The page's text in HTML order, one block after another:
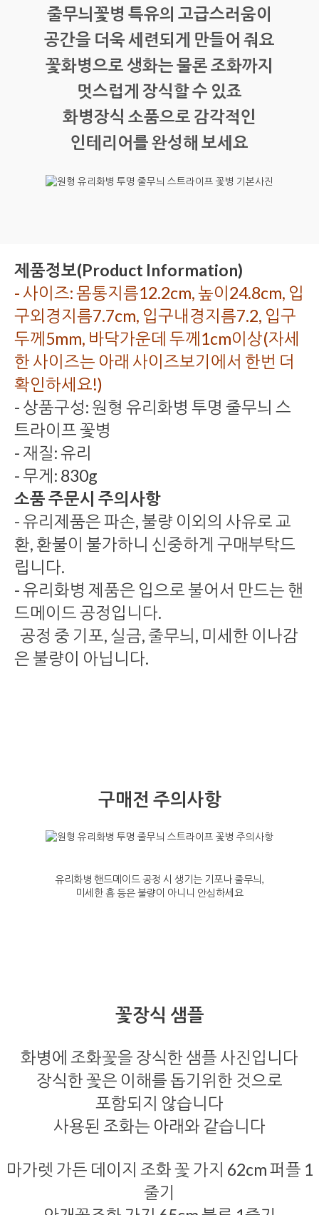
줄무늬꽃병 특유의 고급스러움이
공간을 더욱 세련되게 만들어 줘요
꽃화병으로 생화는 물론 조화까지
멋스럽게 장식할 수 있죠
화병장식 소품으로 감각적인
인테리어를 완성해 보세요
제품정보(Product Information)
- 사이즈: 몸통지름12.2cm, 높이24.8cm, 입
구외경지름7.7cm, 입구내경지름7.2, 입구
두께5mm, 바닥가운데 두께1cm이상(자세
한 사이즈는 아래 사이즈보기에서 한번 더
확인하세요!)
- 상품구성: 원형 유리화병 투명 줄무늬 스
트라이프 꽃병
- 재질: 유리
- 무게: 830g
소품 주문시 주의사항
- 유리제품은 파손, 불량 이외의 사유로 교
환, 환불이 불가하니 신중하게 구매부탁드
립니다.
- 유리화병 제품은 입으로 불어서 만드는 핸
드메이드 공정입니다.
공정 중 기포, 실금, 줄무늬, 미세한 이나감
은 불량이 아닙니다.
구매전 주의사항
유리화병 핸드메이드 공정 시 생기는 기포나 줄무늬,
미세한 흠 등은 불량이 아니니 안심하세요
꽃장식 샘플
화병에 조화꽃을 장식한 샘플 사진입니다
장식한 꽃은 이해를 돕기위한 것으로
포함되지 않습니다
사용된 조화는 아래와 같습니다
마가렛 가든 데이지 조화 꽃 가지 62cm 퍼플 1
줄기